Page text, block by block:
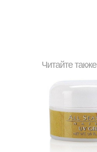
Читайте также